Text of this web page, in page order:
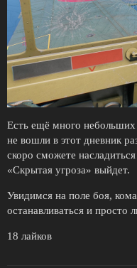
Есть ещё много
не вошли в этот дневник
скоро сможете
«Скрытая угроза» выйдет.
Увидимся на поле боя,
останавливаться и
18 лайков